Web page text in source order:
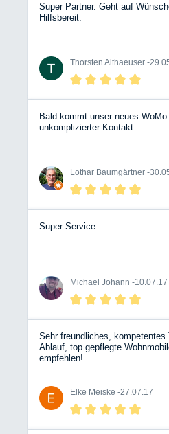
Super Partner. Geht auf
Hilfsbereit.
Thorsten Althaeuser -
Bald kommt unser neues
unkomplizierter Kontakt.
Lothar Baumgärtner -
Super Service
Michael Johann -10.07.17
Sehr freundliches, kompetentes
Ablauf, top gepflegte
empfehlen!
Elke Meiske -27.07.17